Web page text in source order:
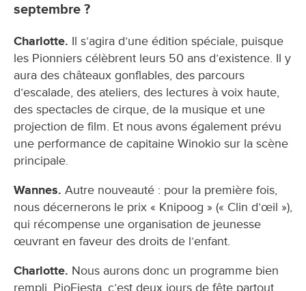
septembre ?
Charlotte. Il s’agira d’une édition spéciale, puisque
les Pionniers célèbrent leurs 50 ans d’existence. Il y
aura des châteaux gonflables, des parcours
d’escalade, des ateliers, des lectures à voix haute,
des spectacles de cirque, de la musique et une
projection de film. Et nous avons également prévu
une performance de capitaine Winokio sur la scène
principale.
Wannes. Autre nouveauté : pour la première fois,
nous décernerons le prix « Knipoog » (« Clin d’œil »),
qui récompense une organisation de jeunesse
œuvrant en faveur des droits de l’enfant.
Charlotte. Nous aurons donc un programme bien
rempli. PioFiesta, c’est deux jours de fête partout